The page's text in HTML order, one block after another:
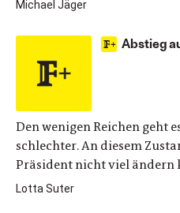
Michael Jäger
Abstieg
Den wenigen Reichen geht
schlechter. An diesem
Präsident nicht viel ändern
Lotta Suter